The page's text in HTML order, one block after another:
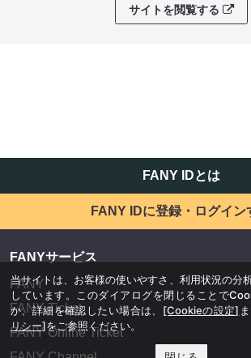
サイトを閲覧する
FANY IDとは
FANY IDに登録・ログイン
FANYサービス
FANY
FANY Ticket
FANY Online Ticket
当サイトは、お客様の使いやすさ、利用状況の分
しています。このダイアログを閉じることで
か、詳細を確認したい場合は、 [Cookieの設定]
リシー]をご参照ください。